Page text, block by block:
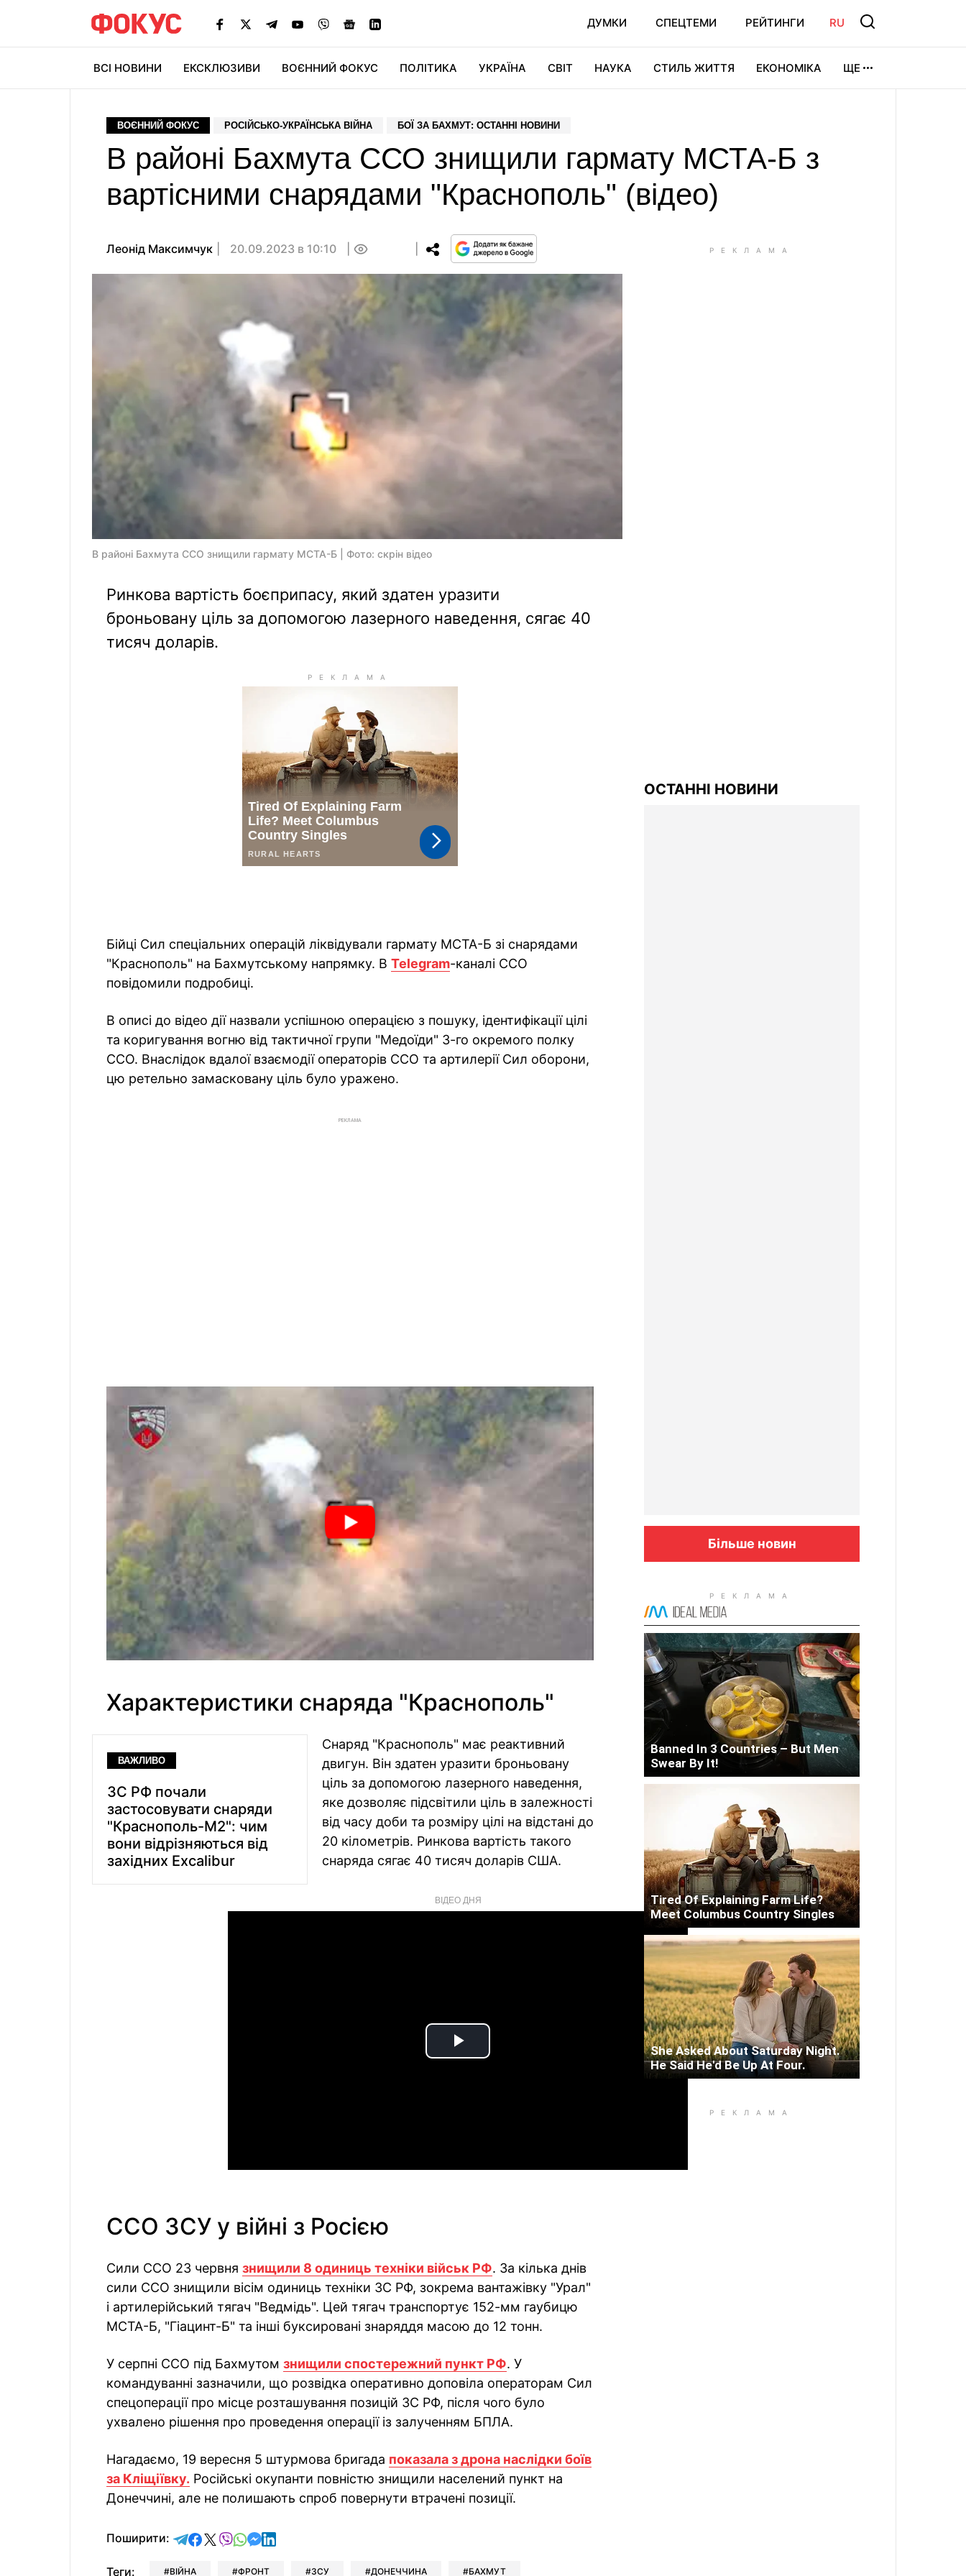
ДУМКИ СПЕЦТЕМИ РЕЙТИНГИ RU
ВСІ НОВИНИ ЕКСКЛЮЗИВИ ВОЄННИЙ ФОКУС ПОЛІТИКА УКРАЇНА СВІТ НАУКА СТИЛЬ ЖИТТЯ ЕКОНОМІКА ЩЕ
ВОЄННИЙ ФОКУС РОСІЙСЬКО-УКРАЇНСЬКА ВІЙНА БОЇ ЗА БАХМУТ: ОСТАННІ НОВИНИ
В районі Бахмута ССО знищили гармату МСТА-Б з
вартісними снарядами "Краснополь" (відео)
Леонід Максимчук 20.09.2023 в 10:10
В районі Бахмута ССО знищили гармату МСТА-Б | Фото: скрін відео
Ринкова вартість боєприпасу, який здатен уразити
броньовану ціль за допомогою лазерного наведення, сягає 40
тисяч доларів.
Бійці Сил спеціальних операцій ліквідували гармату МСТА-Б зі снарядами
"Краснополь" на Бахмутському напрямку. В Telegram-каналі ССО
повідомили подробиці.
В описі до відео дії назвали успішною операцією з пошуку, ідентифікації цілі
та коригування вогню від тактичної групи "Медоїди" 3-го окремого полку
ССО. Внаслідок вдалої взаємодії операторів ССО та артилерії Сил оборони,
цю ретельно замасковану ціль було уражено.
РЕКЛАМА
Характеристики снаряда "Краснополь"
ВАЖЛИВО
ЗС РФ почали
застосовувати снаряди
"Краснополь-М2": чим
вони відрізняються від
західних Excalibur
Снаряд "Краснополь" має реактивний
двигун. Він здатен уразити броньовану
ціль за допомогою лазерного наведення,
яке дозволяє підсвітили ціль в залежності
від часу доби та розміру цілі на відстані до
20 кілометрів. Ринкова вартість такого
снаряда сягає 40 тисяч доларів США.
ВІДЕО ДНЯ
Play
ССО ЗСУ у війні з Росією
Сили ССО 23 червня знищили 8 одиниць техніки військ РФ. За кілька днів
сили ССО знищили вісім одиниць техніки ЗС РФ, зокрема вантажівку "Урал"
і артилерійський тягач "Ведмідь". Цей тягач транспортує 152-мм гаубицю
МСТА-Б, "Гіацинт-Б" та інші буксировані знаряддя масою до 12 тонн.
У серпні ССО під Бахмутом знищили спостережний пункт РФ. У
командуванні зазначили, що розвідка оперативно доповіла операторам Сил
спецоперації про місце розташування позицій ЗС РФ, після чого було
ухвалено рішення про проведення операції із залученням БПЛА.
Нагадаємо, 19 вересня 5 штурмова бригада показала з дрона наслідки боїв
за Кліщіївку. Російські окупанти повністю знищили населений пункт на
Донеччині, але не полишають спроб повернути втрачені позиції.
Поширити: відправити у Telegram
поділитись у Facebook
поділитись у X
відправити у Viber
відправити у Whatsapp
відправити у Messenger
відправити у LinkedIn
Теги: ВІЙНА ФРОНТ ЗСУ ДОНЕЧЧИНА БАХМУТ
ОСТАННІ НОВИНИ
Більше новин
Patients Are Quietly Using This
Liver Fix
Banned In 3 Countries – But Men
Swear By It!
Tired Of Explaining Farm Life?
Meet Columbus Country Singles
She Asked About Saturday Night.
He Said He'd Be Up At Four.